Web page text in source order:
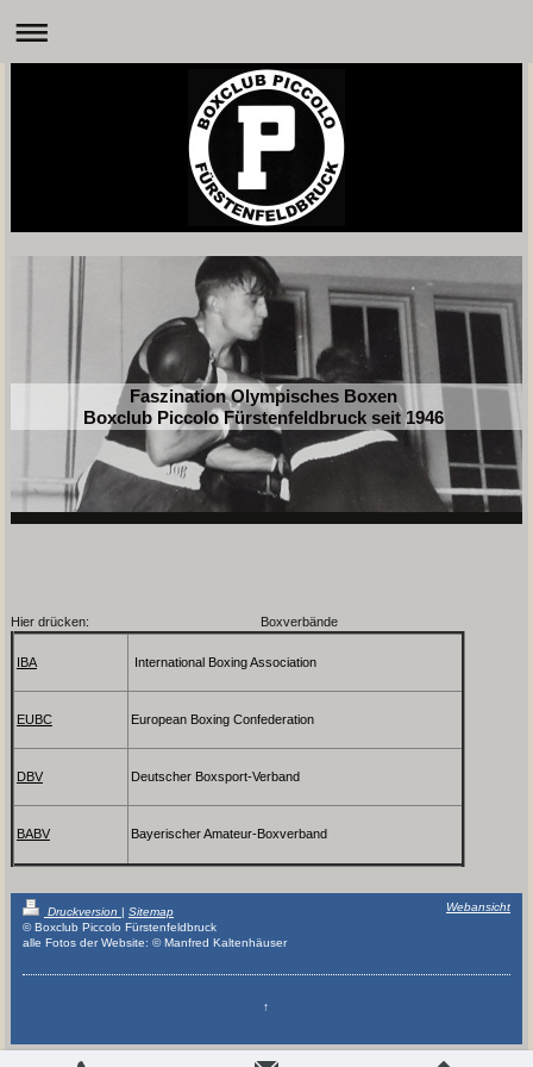
Faszination Olympisches Boxen
Boxclub Piccolo Fürstenfeldbruck seit 1946
Hier drücken: Boxverbände
IBA International Boxing Association
EUBC European Boxing Confederation
DBV Deutscher Boxsport-Verband
BABV Bayerischer Amateur-Boxverband
Druckversion
Sitemap
© Boxclub Piccolo Fürstenfeldbruck
alle Fotos der Website: © Manfred Kaltenhäuser
Webansicht
↑